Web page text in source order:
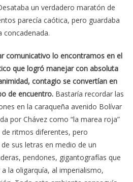
un verdadero maratón de
parecía caótica, pero guardaba
concadenada.
comunicativo lo encontramos en el
que logró manejar con absoluta
contagio se convertían en
de encuentro.Bastaría recordar las
en la caraqueña avenido Bolívar
por Chávez como “la marea roja”
ritmos diferentes, pero
sus letras en medio de un
pendones, gigantografías que
la oligarquía, al imperialismo,